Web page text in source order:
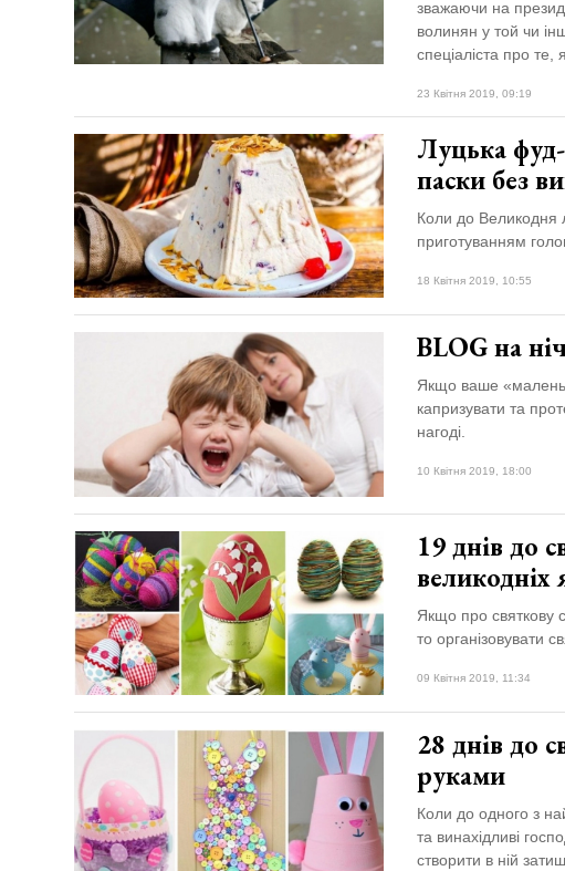
XIX
Спартакіада
VolWe...
29 Липня 2026
553 переглядів
Персона
Афіша
ZONE 18+
Політика конфіденційності
зважаючи на
волинян у той чи
спеціаліста про те,
23 Квітня 2019, 09:19
Луцька
паски без
Коли до Великодня
приготуванням
18 Квітня 2019, 10:55
BLOG на
Якщо ваше
капризувати та
нагоді.
10 Квітня 2019, 18:00
19 днів до
великодніх
Якщо про святкову
то організовувати
09 Квітня 2019, 11:34
28 днів до
руками
Коли до одного з
та винахідливі
створити в ній